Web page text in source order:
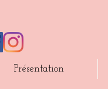
Présentation